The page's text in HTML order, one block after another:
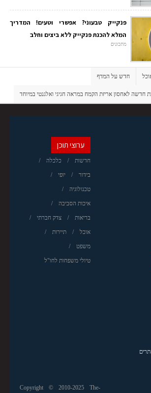
פנקייק טבעוני? אפשרי וטעים! המדריך
המלא להכנת פנקייק ללא ביצים וחלב
מתכונים
חדש על המדף
חדשה לאחסון אריזת הקמח במראה חגיגי ואלגנטי במיוחד
ערוצי תוכן
חדשות כלכלה
בידור יופי
טכנולוגיה
איכות הסביבה
בריאות צדק חברתי
אוכל תיירות
משפט
טיולי משפחות לחו"ל
Copyright © 2010-2025 The-